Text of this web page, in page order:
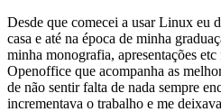
Desde que comecei a usar Linux eu
casa e até na época de minha
minha monografia, apresentações
Openoffice que acompanha as
de não sentir falta de nada sempre
incrementava o trabalho e me